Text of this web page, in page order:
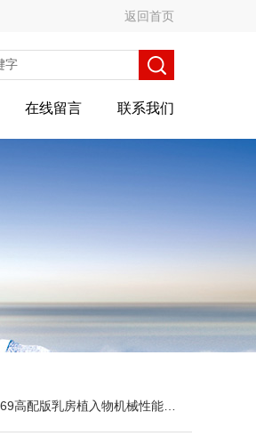
返回首页
在线留言 联系我们
乳房植入物机械性能测试仪 符合标准